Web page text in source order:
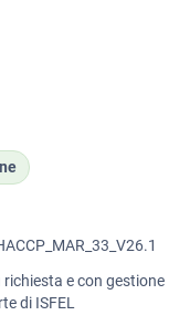
richiesta e con gestione
di ISFEL